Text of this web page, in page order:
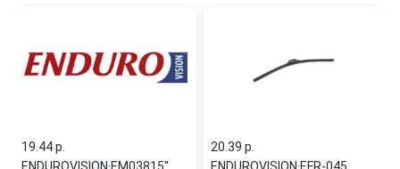
19.44 p.
20.39 p.